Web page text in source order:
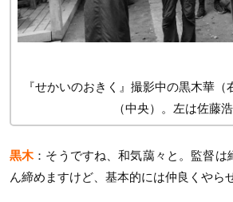
『せかいのおきく』撮影中の黒木華（
（中央）。左は佐藤
黒木：そうですね、和気藹々と。監督は
ん締めますけど、基本的には仲良くやら